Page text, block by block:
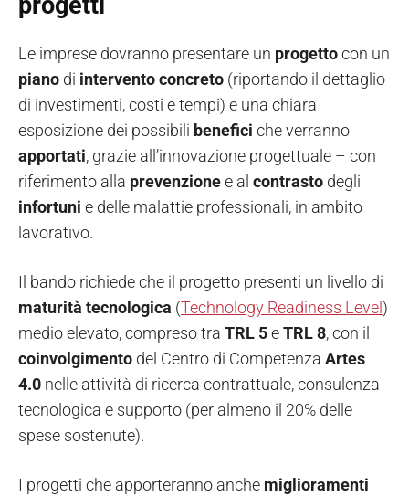
Le imprese dovranno presentare un progettocon un
piano di interventoconcreto (riportando il dettaglio
di investimenti, costi e tempi) e una chiara
esposizione dei possibili benefici che verranno
apportati, grazie all’innovazione progettuale – con
riferimento alla prevenzionee al contrasto degli
infortuni e delle malattie professionali, in ambito
lavorativo.
Il bando richiede che il progetto presenti un livello di
maturità tecnologica (Technology Readiness Level)
medio elevato, compreso tra TRL 5eTRL 8, con il
coinvolgimento del Centro di Competenza Artes
4.0 nelle attività di ricerca contrattuale, consulenza
tecnologica e supporto (per almeno il 20% delle
spese sostenute).
I progetti che apporteranno anche miglioramenti